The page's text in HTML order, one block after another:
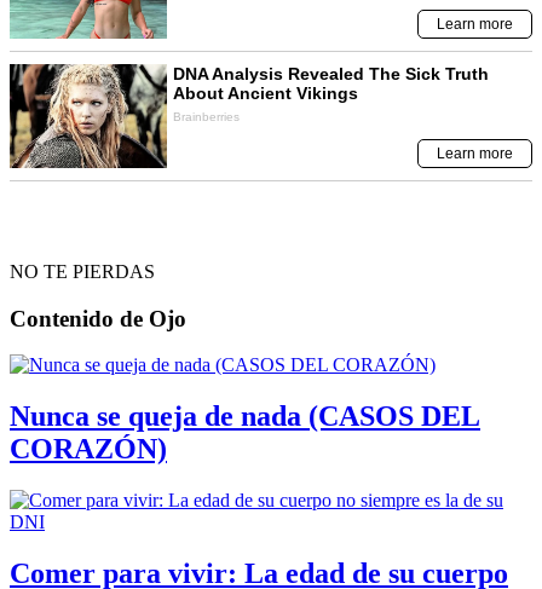
NO TE PIERDAS
Contenido de Ojo
Nunca se queja de nada (CASOS DEL
CORAZÓN)
Comer para vivir: La edad de su cuerpo